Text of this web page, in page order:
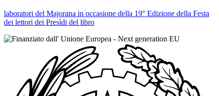
laboratori del Majorana in occasione della 19° Edizione della Festa
dei lettori dei Presìdi del libro